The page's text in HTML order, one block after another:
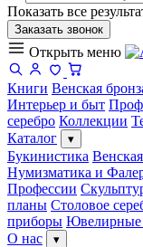
Показать все
Заказать звонок
Открыть меню
Книги Венская
Интерьер и быт
серебро Коллекции
Каталог
▾
Букинистика
Нумизматика и
Профессии
планы Столовое
приборы Ювелирные
О нас
▾